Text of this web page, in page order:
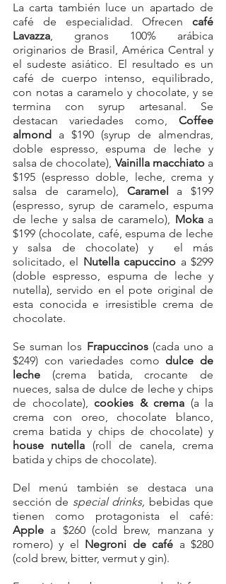
La carta también luce un apartado de
café de especialidad. Ofrecen café
Lavazza, granos 100% arábica
originarios de Brasil, América Central y
el sudeste asiático. El resultado es un
café de cuerpo intenso, equilibrado,
con notas a caramelo y chocolate, y se
termina con syrup artesanal. Se
destacan variedades como, Coffee
almond a $190 (syrup de almendras,
doble espresso, espuma de leche y
salsa de chocolate), Vainilla macchiato a
$195 (espresso doble, leche, crema y
salsa de caramelo), Caramel a $199
(espresso, syrup de caramelo, espuma
de leche y salsa de caramelo), Moka a
$199 (chocolate, café, espuma de leche
y salsa de chocolate) y  el más
solicitado, el Nutella capuccino a $299
(doble espresso, espuma de leche y
nutella), servido en el pote original de
esta conocida e irresistible crema de
chocolate.
Se suman los Frapuccinos (cada uno a
$249) con variedades como dulce de
leche (crema batida, crocante de
nueces, salsa de dulce de leche y chips
de chocolate), cookies & crema (a la
crema con oreo, chocolate blanco,
house nutella (roll de canela, crema
batida y chips de chocolate).
Del menú también se destaca una
sección de special drinks, bebidas que
Apple a $260 (cold brew, manzana y
romero) y el Negroni de café a $280
(cold brew, bitter, vermut y gin).